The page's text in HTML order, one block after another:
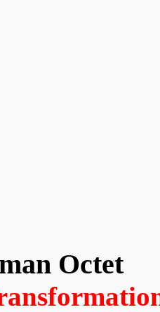
Octet